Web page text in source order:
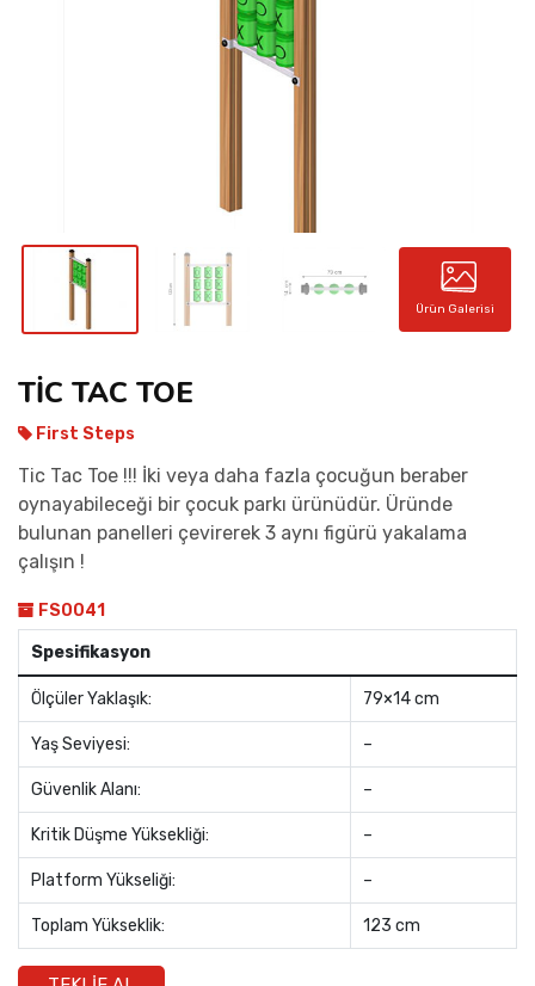
Ürün Galerisi
TİC TAC TOE
First Steps
Tic Tac Toe !!! İki veya daha fazla çocuğun beraber
oynayabileceği bir çocuk parkı ürünüdür. Üründe
bulunan panelleri çevirerek 3 aynı figürü yakalama
çalışın !
FS0041
Spesifikasyon
Ölçüler Yaklaşık: 79×14 cm
Yaş Seviyesi: –
Güvenlik Alanı: –
Kritik Düşme Yüksekliği: –
Platform Yükseliği: –
Toplam Yükseklik: 123 cm